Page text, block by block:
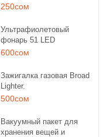
250сом
Ультрафиолетовый
фонарь 51 LED
600сом
Зажигалка газовая Broad
Lighter.
500сом
Вакуумный пакет для
хранения вещей и